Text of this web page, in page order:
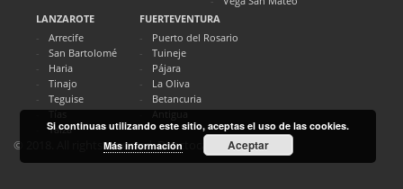
LANZAROTE
Arrecife
San Bartolomé
Haria
Tinajo
Teguise
Tías
Yaiza
FUERTEVENTURA
Puerto del Rosario
Tuineje
Pájara
La Oliva
Betancuria
Antigua
© 2018. All rights reserved. Directocanarias.com
Si continuas utilizando este sitio, aceptas el uso de las cookies.
Más información
Aceptar